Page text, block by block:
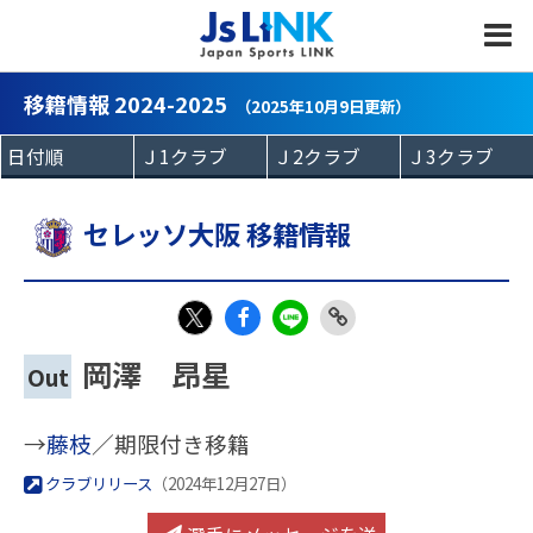
移籍情報 2024-2025 （2025年10月9日更新）
セレッソ大阪 移籍情報
X
k
Out 岡澤 昂星
→藤枝／期限付き移籍
クラブリリース （2024年12月27日）